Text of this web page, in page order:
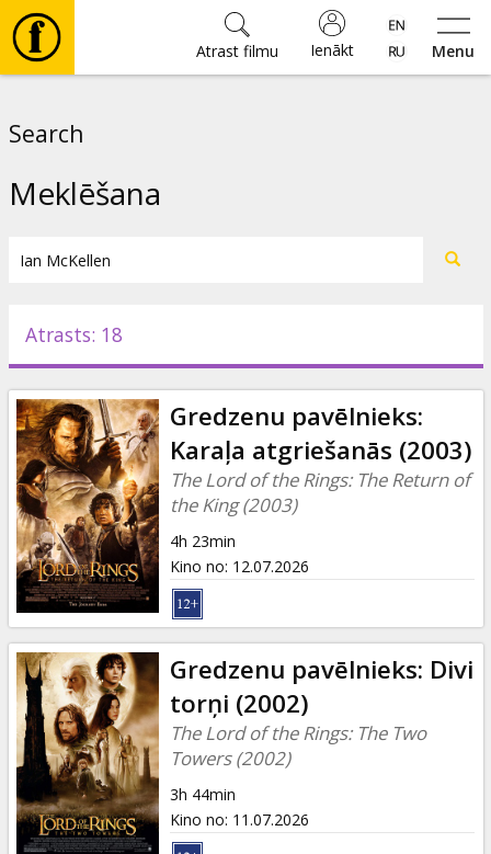
Menu
Ienākt
Atrast filmu
Pasākumi
Ziņas
Dāvanu
kartes
Uzkodas
B2B
Kino
Klubs
Search
Meklēšana
Atrasts: 18
Gredzenu pavēlnieks:
Karaļa atgriešanās (2003)
The Lord of the Rings: The Return of
the King (2003)
4h 23min
Kino no: 12.07.2026
Gredzenu pavēlnieks: Divi
torņi (2002)
The Lord of the Rings: The Two
Towers (2002)
3h 44min
Kino no: 11.07.2026